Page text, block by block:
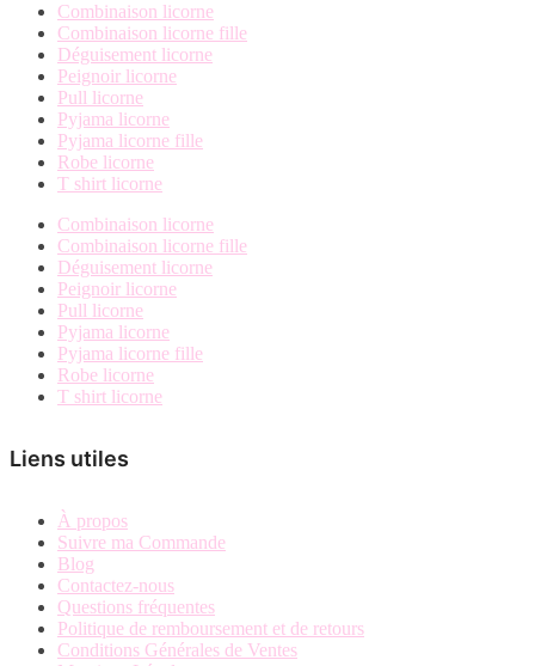
Combinaison licorne
Combinaison licorne fille
Déguisement licorne
Peignoir licorne
Pull licorne
Pyjama licorne
Pyjama licorne fille
Robe licorne
T shirt licorne
Combinaison licorne
Combinaison licorne fille
Déguisement licorne
Peignoir licorne
Pull licorne
Pyjama licorne
Pyjama licorne fille
Robe licorne
T shirt licorne
Liens utiles
À propos
Suivre ma Commande
Blog
Contactez-nous
Questions fréquentes
Politique de remboursement et de retours
Conditions Générales de Ventes